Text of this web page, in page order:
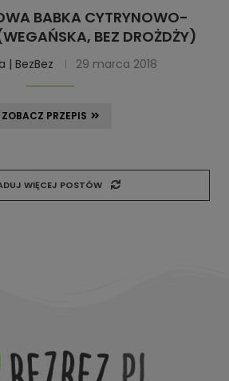
BABKA CYTRYNOWO-
BEZ DROŻDŻY)
| BezBez 29 marca 2018
ZOBACZ PRZEPIS
WIĘCEJ POSTÓW